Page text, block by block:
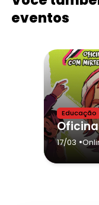
eventos
Educação
17/03 •